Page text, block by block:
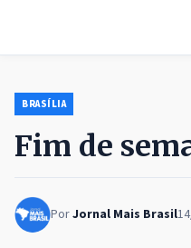
BRASÍLIA
Fim de
PorJornal Mais Brasil